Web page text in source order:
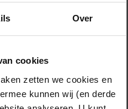
Over
cookies
zetten we cookies en
kunnen wij (en derde
52
woning
50
verbouw
woning
1991